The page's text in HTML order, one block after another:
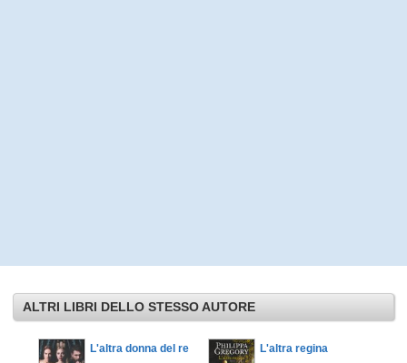
ALTRI LIBRI DELLO STESSO AUTORE
L'altra donna del re L'altra regina